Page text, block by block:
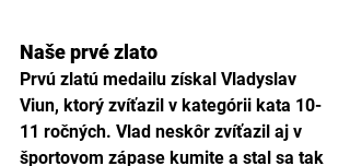
Naše prvé zlato
Prvú zlatú medailu získal Vladyslav
Viun, ktorý zvíťazil v kategórii kata 10-
11 ročných. Vlad neskôr zvíťazil aj v
športovom zápase kumite a stal sa tak